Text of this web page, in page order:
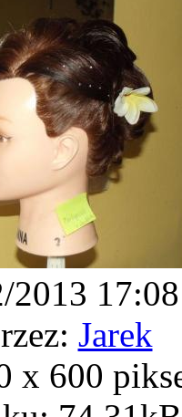
2013 17:08
Jarek
x 600